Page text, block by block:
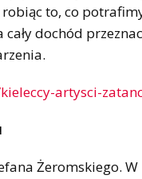
to, co
dochód
artysci-
Żeromskiego.